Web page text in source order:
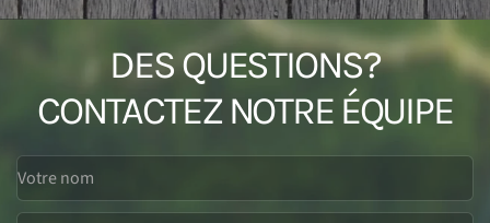
DES QUESTIONS?
CONTACTEZ NOTRE ÉQUIPE